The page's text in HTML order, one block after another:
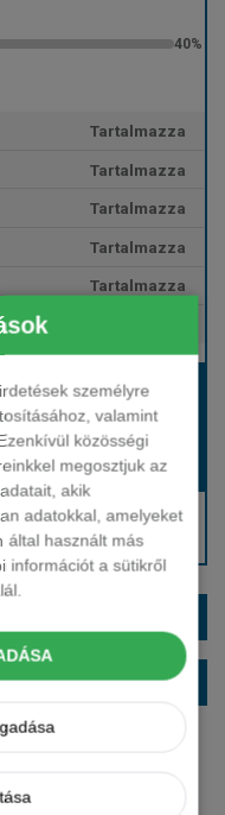
személyre
valamint
közösségi
megosztjuk az
akik
adatokkal, amelyeket
által használt más
információt a sütikről
Tartalmazza
Tartalmazza
Tartalmazza
Tartalmazza
Tartalmazza
bennünket!
díj: Hívjon bennünket!
0088